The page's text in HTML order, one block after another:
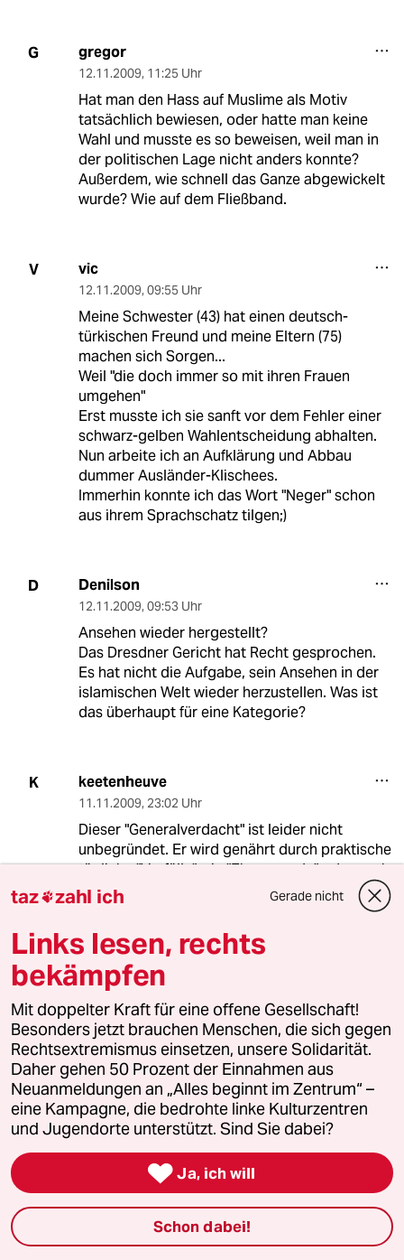
G gregor
12.11.2009, 11:25 Uhr
Hat man den Hass auf Muslime als Motiv
tatsächlich bewiesen, oder hatte man keine
Wahl und musste es so beweisen, weil man in
der politischen Lage nicht anders konnte?
Außerdem, wie schnell das Ganze abgewickelt
wurde? Wie auf dem Fließband.
V vic
12.11.2009, 09:55 Uhr
Meine Schwester (43) hat einen deutsch-
türkischen Freund und meine Eltern (75)
machen sich Sorgen...
Weil "die doch immer so mit ihren Frauen
umgehen"
Erst musste ich sie sanft vor dem Fehler einer
schwarz-gelben Wahlentscheidung abhalten.
Nun arbeite ich an Aufklärung und Abbau
dummer Ausländer-Klischees.
Immerhin konnte ich das Wort "Neger" schon
aus ihrem Sprachschatz tilgen;)
D Denilson
12.11.2009, 09:53 Uhr
Ansehen wieder hergestellt?
Das Dresdner Gericht hat Recht gesprochen.
Es hat nicht die Aufgabe, sein Ansehen in der
islamischen Welt wieder herzustellen. Was ist
das überhaupt für eine Kategorie?
K keetenheuve
11.11.2009, 23:02 Uhr
Dieser "Generalverdacht" ist leider nicht
unbegründet. Er wird genährt durch praktische
tägliche "Vorfälle" wie "Ehrenmorde" oder auch
nur die regelmäßigen Quälereien muslimischer
Frauen durch/in ihren Familien. Dass dies in
den wenigsten Fällen dann öffentlich wird,
ändert nichts an dem begründeten "Verdacht".
Bezeichnenderweise sind Frauen Serap Cileli,
Seyran Ates oder Necla Kelek bei den
muslimischen Lobbygruppen besonders
verhasst.
Es ist daher sehr bedauerlich, dass Frau am
Orde kein Wort darüber verloren hat, wie
bedroht Seyran Ates schon seit Jahren lebt,
und zwar nicht durch "Islamhasser", sondern
durch Muslime.
A aso
20:54 Uhr
„...Damit verhängt das Gericht ... eine
taz zahl ich Gerade nicht
Links lesen, rechts
bekämpfen
Mit doppelter Kraft für eine offene Gesellschaft!
Besonders jetzt brauchen Menschen, die sich gegen
Rechtsextremismus einsetzen, unsere Solidarität.
Daher gehen 50 Prozent der Einnahmen aus
Neuanmeldungen an „Alles beginnt im Zentrum“ –
eine Kampagne, die bedrohte linke Kulturzentren
und Jugendorte unterstützt. Sind Sie dabei?
 Ja, ich will
Schon dabei!